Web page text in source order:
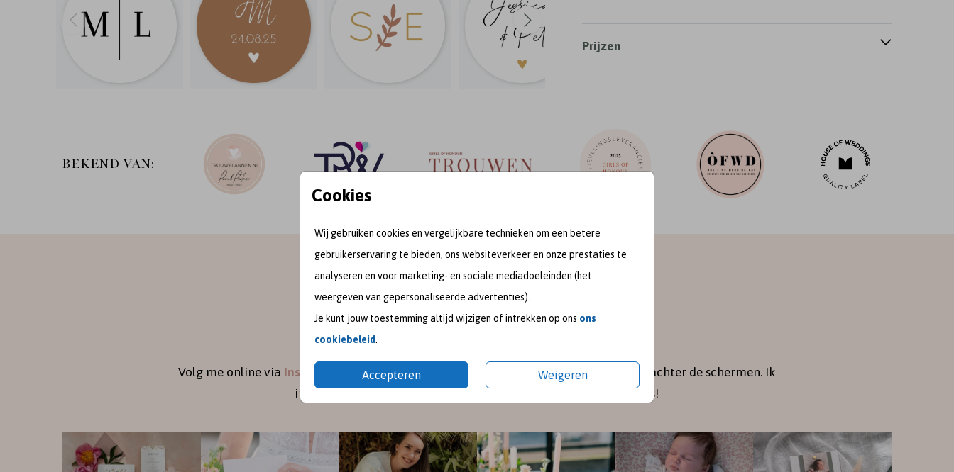
Cookies
Wij gebruiken cookies en vergelijkbare technieken om een betere
gebruikerservaring te bieden, ons websiteverkeer en onze prestaties te
analyseren en voor marketing- en sociale mediadoeleinden (het
weergeven van gepersonaliseerde advertenties).
Je kunt jouw toestemming altijd wijzigen of intrekken op ons ons
cookiebeleid
Accepteren Weigeren
Prijzen
BEKEND VAN:
meet me on
SOCIAL MEDIA
Volg me online via Instagram Pinterestvoor de nieuwste ontwerpen en een kijkje achter de schermen. Ik
inspireer je graag met mooie trouwkaarten en geboortekaartjes!